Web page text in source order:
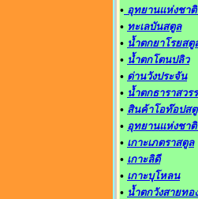
• อุทยานแห่งชาติ
• ทะเลบันสตูล
• น้ำตกยาโรยสตู
• น้ำตกโตนปลิว
• ด่านวังประจัน
• น้ำตกธาราสวร
• สินค้าโอท๊อปส
• อุทยานแห่งชาติ
• เกาะเภตราสตูล
• เกาะลิดี
• เกาะบุโหลน
• น้ำตกวังสายทอง